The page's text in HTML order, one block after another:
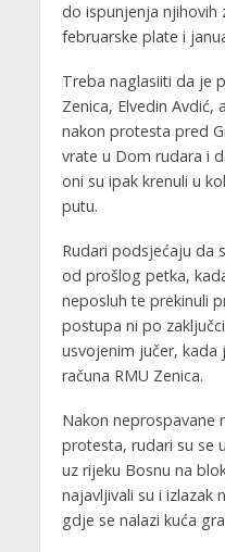
do ispunjenja njihovih
februarske plate i
Treba naglasiiti da je
Zenica, Elvedin Avdić,
nakon protesta pred
vrate u Dom rudara i
oni su ipak krenuli u
putu.
Rudari podsjećaju da
od prošlog petka,
neposluh te prekinuli
postupa ni po
usvojenim jučer, kada
računa RMU Zenica.
Nakon neprospavane
protesta, rudari su se
uz rijeku Bosnu na
najavljivali su i izlazak
gdje se nalazi kuća